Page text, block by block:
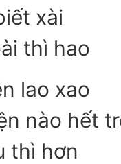
xài
thì hao
lao xao
nào hết
thì hơn